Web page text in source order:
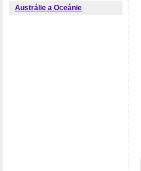
Austrálie a Oceánie